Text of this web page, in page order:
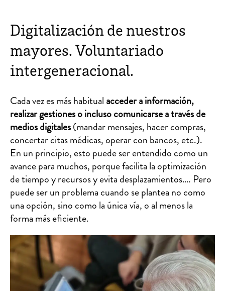
Digitalización de nuestros
mayores. Voluntariado
intergeneracional.
Cada vez es más habitual acceder a información,
realizar gestiones o incluso comunicarse a través de
medios digitales(mandar mensajes, hacer compras,
concertar citas médicas, operar con bancos, etc.).
En un principio, esto puede ser entendido como un
avance para muchos, porque facilita la optimización
de tiempo y recursos y evita desplazamientos…. Pero
puede ser un problema cuando se plantea no como
una opción, sino como la única vía, o al menos la
forma más eficiente.